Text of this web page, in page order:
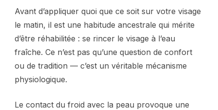
Avant d’appliquer quoi que ce soit sur votre visage
le matin, il est une habitude ancestrale qui mérite
d’être réhabilitée : se rincer le visage à l’eau
fraîche. Ce n’est pas qu’une question de confort
ou de tradition — c’est un véritable mécanisme
physiologique.
Le contact du froid avec la peau provoque une